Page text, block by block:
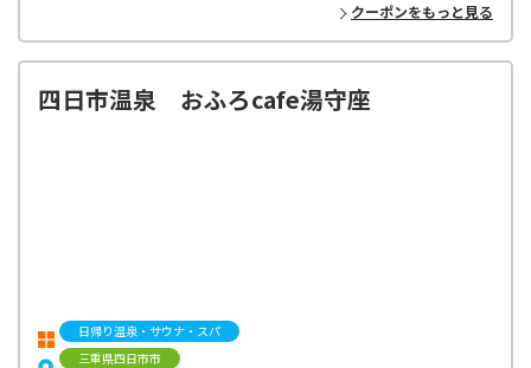
クーポンをもっと見る
四日市温泉 おふろcafe湯守座
日帰り温泉・サウナ・スパ
三重県四日市市